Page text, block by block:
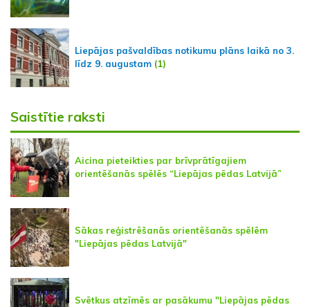
Liepājas pašvaldības notikumu plāns laikā no 3.
līdz 9. augustam (1)
Saistītie raksti
Aicina pieteikties par brīvprātīgajiem
orientēšanās spēlēs “Liepājas pēdas Latvijā”
Sākas reģistrēšanās orientēšanās spēlēm
"Liepājas pēdas Latvijā"
Svētkus atzīmēs ar pasākumu "Liepājas pēdas